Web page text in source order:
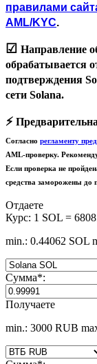
правилами
AML/KYC.
☑ Направление
обрабатывается
подтверждения
сети Solana.
⚡️
Согласно регламенту
AML-проверку.
Если проверка не
средства заморожены до
Отдаете
Курс: 1 SOL =
min.: 0.44062 SOL
Сумма*:
Получаете
min.: 3000 RUB